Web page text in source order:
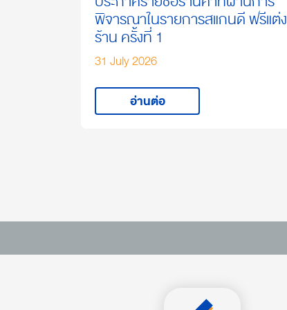
พิจารณาในรายการสแกนดี ฟรีแต่ง
ร้าน ครั้งที่ 1
31 July 2026
อ่านต่อ